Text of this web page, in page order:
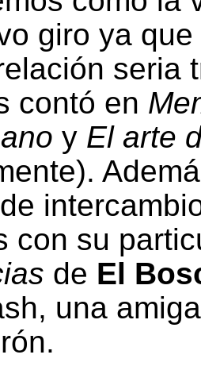
giro ya
seria
contó en
y El arte
con su
de El
una